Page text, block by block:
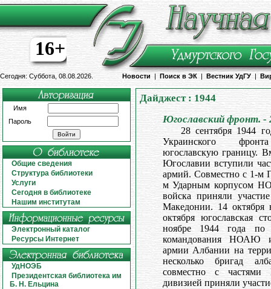
16+
Сегодня: Суббота, 08.08.2026. Новости | Поиск в ЭК | Вестник УдГУ |
Имя
Пароль
Общие сведения
Структура библиотеки
Услуги
Сегодня в библиотеке
Нашим институтам
Электронный каталог
Ресурсы Интернет
УдНОЭБ
Президентская библиотека им
Б. Н. Ельцина
Дайджест : 1944
Югославский фронт. -
28 сентября 1944
Украинского
югославскую границу.
Югославии вступили
армий. Совместно с 1-м
м Ударным корпусом
войска приняли
Македонии. 14 октября
октября югославская
ноябре 1944 года по
командования НОАЮ и
армии Албании на
несколько бригад
совместно с
дивизией приняли